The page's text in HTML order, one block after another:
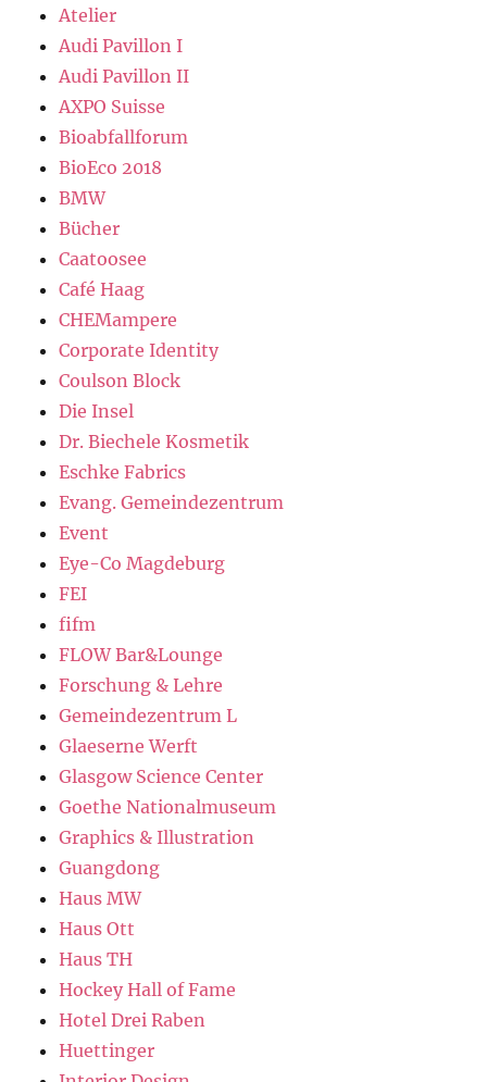
Atelier
Audi Pavillon I
Audi Pavillon II
AXPO Suisse
Bioabfallforum
BioEco 2018
BMW
Bücher
Caatoosee
Café Haag
CHEMampere
Corporate Identity
Coulson Block
Die Insel
Dr. Biechele Kosmetik
Eschke Fabrics
Evang. Gemeindezentrum
Event
Eye-Co Magdeburg
FEI
fifm
FLOW Bar&Lounge
Forschung & Lehre
Gemeindezentrum L
Glaeserne Werft
Glasgow Science Center
Goethe Nationalmuseum
Graphics & Illustration
Guangdong
Haus MW
Haus Ott
Haus TH
Hockey Hall of Fame
Hotel Drei Raben
Huettinger